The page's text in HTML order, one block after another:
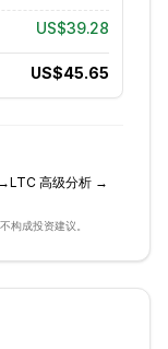
US$39.28
US$45.65
→LTC 高级分析 →
构成投资建议。